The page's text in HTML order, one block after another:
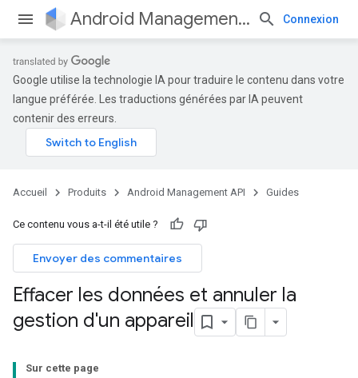
Android Management API Connexion
Google utilise la technologie IA pour traduire le contenu dans votre
langue préférée. Les traductions générées par IA peuvent
contenir des erreurs.
Accueil Produits Android Management API Guides
Ce contenu vous a-t-il été utile ?
Envoyer des commentaires
Effacer les données et annuler la
gestion d'un appareil
Sur cette page